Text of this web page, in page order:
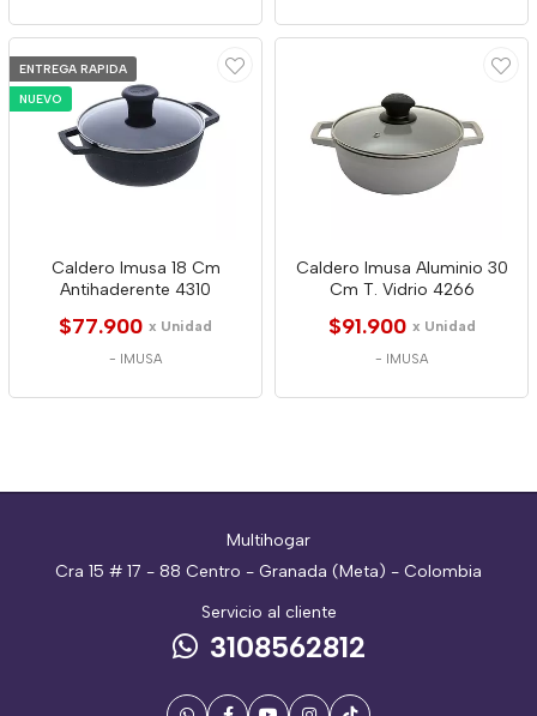
ENTREGA RAPIDA
NUEVO
Caldero Imusa 18 Cm
Antihaderente 4310
$77.900 x Unidad
- IMUSA
Caldero Imusa Aluminio 30
Cm T. Vidrio 4266
$91.900 x Unidad
- IMUSA
Multihogar
Cra 15 # 17 - 88 Centro - Granada (Meta) - Colombia
Servicio al cliente
3108562812